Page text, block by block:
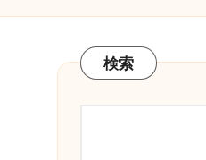
検索